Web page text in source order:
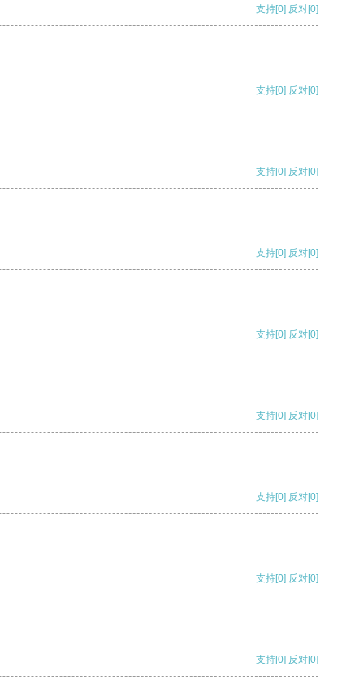
支持[0] 反对[0]
支持[0] 反对[0]
支持[0] 反对[0]
支持[0] 反对[0]
支持[0] 反对[0]
支持[0] 反对[0]
支持[0] 反对[0]
支持[0] 反对[0]
支持[0] 反对[0]